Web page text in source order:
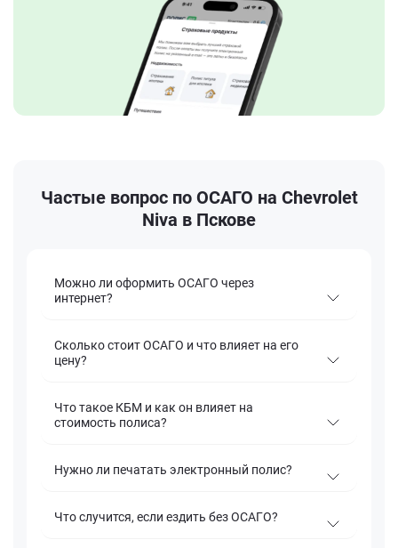
Частые вопрос по ОСАГО на Chevrolet
Niva в Пскове
Можно ли оформить ОСАГО через
интернет?
Сколько стоит ОСАГО и что влияет на его
цену?
Что такое КБМ и как он влияет на
стоимость полиса?
Нужно ли печатать электронный полис?
Что случится, если ездить без ОСАГО?